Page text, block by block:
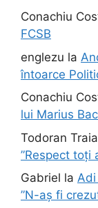
Conachiu
FCSB
englezu la
întoarce
Conachiu
lui Marius
Todoran
”Respect toți
Gabriel la Adi
”N-aș fi